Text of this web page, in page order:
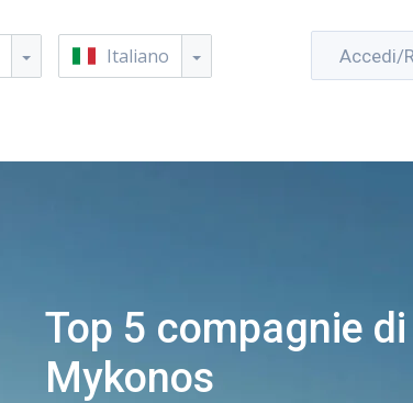
Italiano Accedi/
Top 5 compagnie
Mykonos